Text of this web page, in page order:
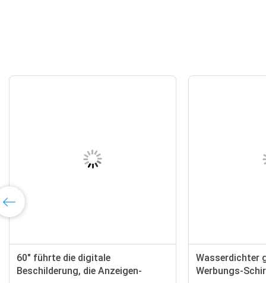
60" führte die digitale
Beschilderung, die Anzeigen-
Wasserdichter
Werbungs-